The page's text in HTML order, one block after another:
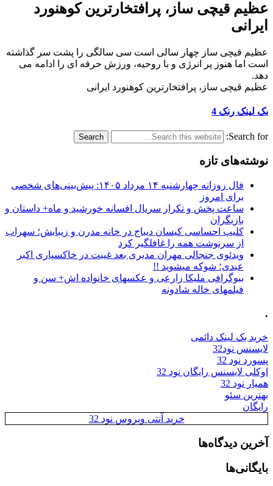
عظیم قیچی ساز، پرافتخارترین کوهنورد
ایرانی
عظیم قیچی ساز چهار سالی است سی سالگی را پشت سر گذاشته
است اما هنوز پر انرژی و با روحیه، ورزش حرفه ای را ادامه می
دهد.
عظیم قیچی ساز، پرافتخارترین کوهنورد ایرانی
بک لینک رنک 4
Search for:
نوشته‌های تازه
فال روزانه چهارشنبه ۱۴ مرداد ۱۴۰۵: پیش‌بینی‌های شخصی
برای امروز
ساعت پخش و تکرار سریال افسانه خورشید و ماه+ داستان و
بازیگران
کلیپ احساسی کیسان دیباج در خانه مدرن و زیبایش؛ سهراب
از سرنوشت همه را غافلگیر کرد
ویدئوی جنجالی مهران مدیری بعد غیبت در خاکسپاری اکبر
عبدی؛ شوکه میشوید !!
بیوگرافی ملیکا زارعی و عکسهای خانواده اش+ سن و
فیلمهای خاله شادونه
.
خرید بک لینک دائمی
لایسنس نود32
پسورد نود 32
اوکلی لایسنس رایگان نود 32
همیار نود 32
بهترین سئو
رایگان
خرید آنتی ویروس نود 32
آخرین دیدگاه‌ها
بایگانی‌ها